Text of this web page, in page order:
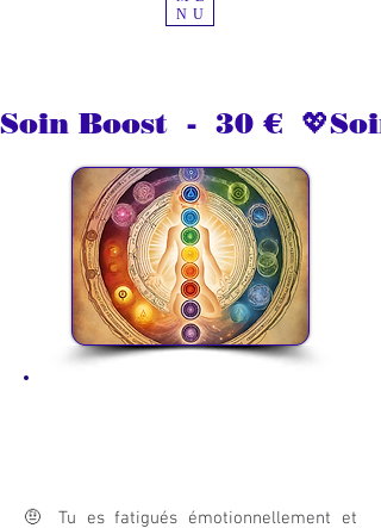
NU
Soin Boost  -  30 €  💖
🤨 Tu es fatigués émotionnellement et